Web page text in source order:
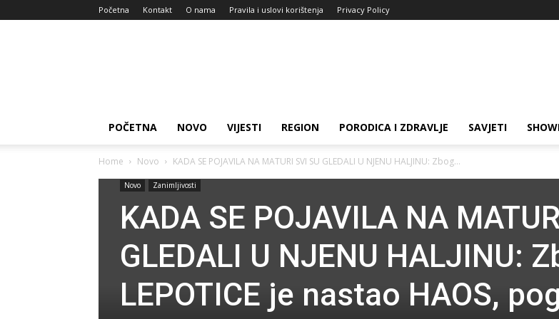
Početna Kontakt O nama Pravila i uslovi korištenja Privacy Policy
POČETNA NOVO VIJESTI REGION PORODICA I ZDRAVLJE SAVJETI
Home Novo KADA SE POJAVILA NA MATURI SVI SU GLEDALI U NJENU HALJINU: Zbog...
Novo Zanimljivosti
KADA SE POJAVILA NA
GLEDALI U NJENU HALJINU:
LEPOTICE je nastao HAOS,